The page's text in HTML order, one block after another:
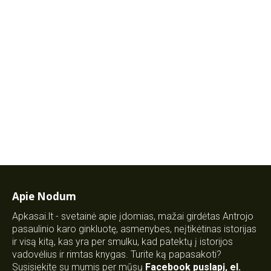
Apie Nodum
Apkasai.lt - svetainė apie įdomias, mažai girdėtas Antrojo
pasaulinio karo ginkluotę, asmenybes, neįtikėtinas istorijas
ir visą kitą, kas yra per smulku, kad patektų į istorijos
vadovėlius ir rimtas knygas. Turite ką papasakoti?
Susisiekite su mumis per mūsų Facebook puslapį, el.